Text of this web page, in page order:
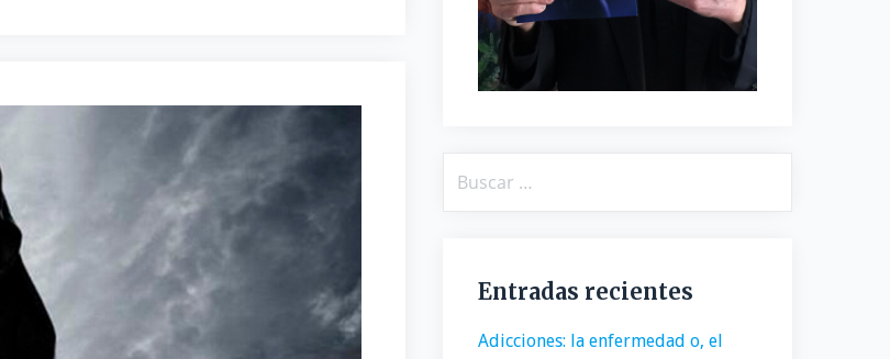
Entradas recientes
Adicciones: la enfermedad o, el